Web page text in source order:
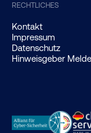
RECHTLICHES
Kontakt
Impressum
Datenschutz
Hinweisgeber